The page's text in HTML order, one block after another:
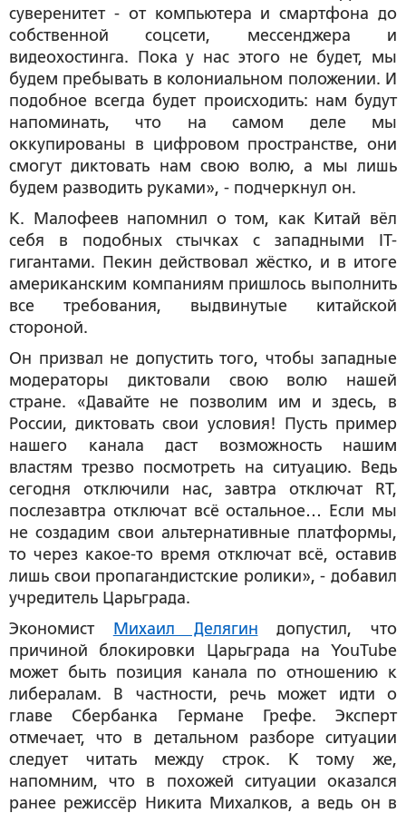
суверенитет - от компьютера и смартфона до
собственной соцсети, мессенджера и
видеохостинга. Пока у нас этого не будет, мы
будем пребывать в колониальном положении. И
подобное всегда будет происходить: нам будут
напоминать, что на самом деле мы
оккупированы в цифровом пространстве, они
смогут диктовать нам свою волю, а мы лишь
будем разводить руками», - подчеркнул он.
К. Малофеев напомнил о том, как Китай вёл
себя в подобных стычках с западными IT-
гигантами. Пекин действовал жёстко, и в итоге
американским компаниям пришлось выполнить
все требования, выдвинутые китайской
стороной.
Он призвал не допустить того, чтобы западные
модераторы диктовали свою волю нашей
стране. «Давайте не позволим им и здесь, в
России, диктовать свои условия! Пусть пример
нашего канала даст возможность нашим
властям трезво посмотреть на ситуацию. Ведь
сегодня отключили нас, завтра отключат RT,
послезавтра отключат всё остальное… Если мы
не создадим свои альтернативные платформы,
то через какое-то время отключат всё, оставив
лишь свои пропагандистские ролики», - добавил
учредитель Царьграда.
Экономист
Михаил Делягин допустил, что
причиной блокировки Царьграда на YouTube
может быть позиция канала по отношению к
либералам. В частности, речь может идти о
главе Сбербанка Германе Грефе. Эксперт
отмечает, что в детальном разборе ситуации
следует читать между строк. К тому же,
напомним, что в похожей ситуации оказался
ранее режиссёр Никита Михалков, а ведь он в